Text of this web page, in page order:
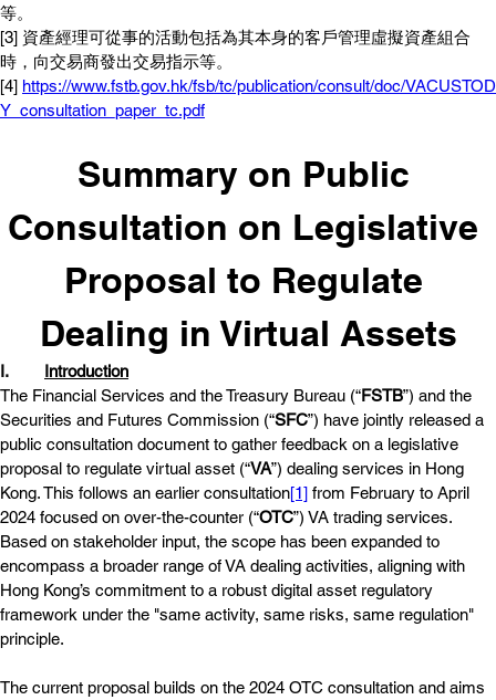
等。
[3] 資產經理可從事的活動包括為其本身的客戶管理虛擬資產組合
時，向交易商發出交易指示等。
[4] https://www.fstb.gov.hk/fsb/tc/publication/consult/doc/VACUSTOD
Y_consultation_paper_tc.pdf
Summary on Public
Consultation on Legislative
Proposal to Regulate
Dealing in Virtual Assets
Introduction
The Financial Services and the Treasury Bureau (“FSTB”) and the
Securities and Futures Commission (“SFC”) have jointly released a
public consultation document to gather feedback on a legislative
proposal to regulate virtual asset (“VA”) dealing services in Hong
Kong. This follows an earlier consultation[1] from February to April
2024 focused on over-the-counter (“OTC”) VA trading services.
Based on stakeholder input, the scope has been expanded to
encompass a broader range of VA dealing activities, aligning with
Hong Kong’s commitment to a robust digital asset regulatory
framework under the "same activity, same risks, same regulation"
principle.
The current proposal builds on the 2024 OTC consultation and aims